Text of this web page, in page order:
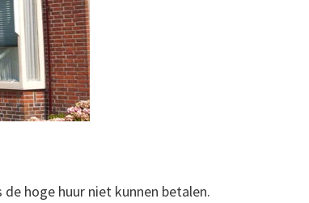
hoge huur niet kunnen betalen.